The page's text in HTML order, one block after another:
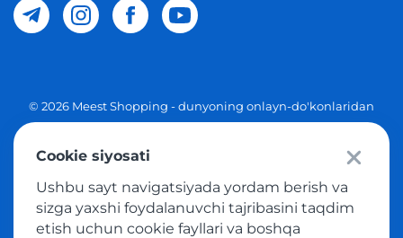
© 2026 Meest Shopping - dunyoning onlayn-do'konlaridan
Ommaviy taklif
Tovar sotib olish xizmatidan foydalanish shartlari
Cookie siyosati
Ushbu sayt navigatsiyada yordam berish va
sizga yaxshi foydalanuvchi tajribasini taqdim
etish uchun cookie fayllari va boshqa